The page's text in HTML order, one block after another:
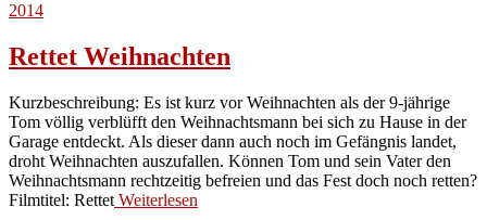
2014
Rettet Weihnachten
Kurzbeschreibung: Es ist kurz vor Weihnachten als der 9-jährige
Tom völlig verblüfft den Weihnachtsmann bei sich zu Hause in der
Garage entdeckt. Als dieser dann auch noch im Gefängnis landet,
droht Weihnachten auszufallen. Können Tom und sein Vater den
Weihnachtsmann rechtzeitig befreien und das Fest doch noch retten?
Filmtitel: Rettet Weiterlesen